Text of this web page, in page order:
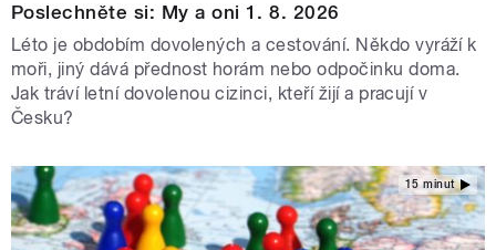
Poslechněte si: My a oni 1. 8. 2026
Léto je obdobím dovolených a cestování. Někdo vyráží k
moři, jiný dává přednost horám nebo odpočinku doma.
Jak tráví letní dovolenou cizinci, kteří žijí a pracují v
Česku?
15 minut